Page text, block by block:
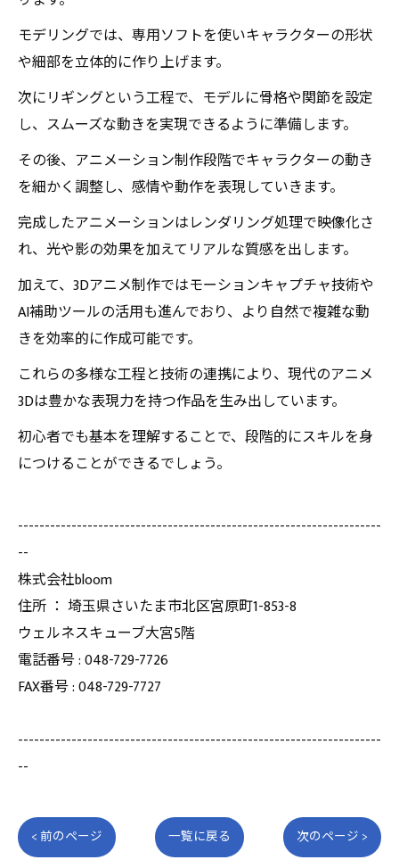
モデリングでは、専用ソフトを使いキャラクターの形状
や細部を立体的に作り上げます。
次にリギングという工程で、モデルに骨格や関節を設定
し、スムーズな動きを実現できるように準備します。
その後、アニメーション制作段階でキャラクターの動き
を細かく調整し、感情や動作を表現していきます。
完成したアニメーションはレンダリング処理で映像化さ
れ、光や影の効果を加えてリアルな質感を出します。
加えて、3Dアニメ制作ではモーションキャプチャ技術や
AI補助ツールの活用も進んでおり、より自然で複雑な動
きを効率的に作成可能です。
これらの多様な工程と技術の連携により、現代のアニメ
3Dは豊かな表現力を持つ作品を生み出しています。
初心者でも基本を理解することで、段階的にスキルを身
につけることができるでしょう。
--------------------------------------------------------------------
--
株式会社bloom
住所 ： 埼玉県さいたま市北区宮原町1-853-8
ウェルネスキューブ大宮5階
電話番号 : 048-729-7726
FAX番号 : 048-729-7727
--------------------------------------------------------------------
--
< 前のページ 一覧に戻る 次のページ >